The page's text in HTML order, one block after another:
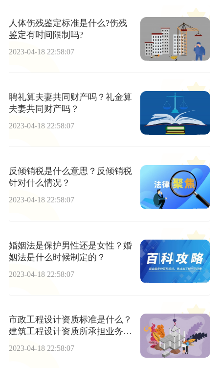
人体伤残鉴定标准是什么?伤残
鉴定有时间限制吗?
2023-04-18 22:58:07
聘礼算夫妻共同财产吗？礼金算
夫妻共同财产吗？
2023-04-18 22:58:07
反倾销税是什么意思？反倾销税
针对什么情况？
2023-04-18 22:58:07
婚姻法是保护男性还是女性？婚
姻法是什么时候制定的？
2023-04-18 22:58:07
市政工程设计资质标准是什么？
建筑工程设计资质所承担业务范
围是什么？
2023-04-18 22:58:07